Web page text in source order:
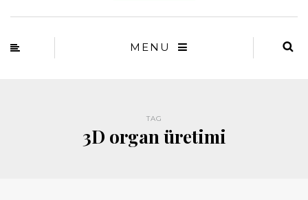
MENU
TAG
3D organ üretimi